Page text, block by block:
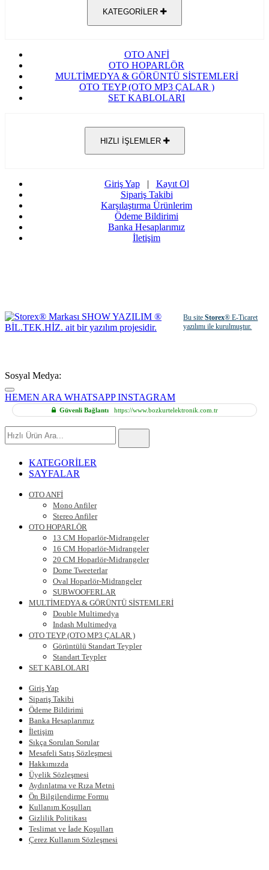
KATEGORİLER
OTO ANFİ
OTO HOPARLÖR
MULTİMEDYA & GÖRÜNTÜ SİSTEMLERİ
OTO TEYP (OTO MP3 ÇALAR )
SET KABLOLARI
HIZLI İŞLEMLER
Giriş Yap| Kayıt Ol
Sipariş Takibi
Karşılaştırma Ürünlerim
Ödeme Bildirimi
Banka Hesaplarımız
İletişim
Bu siteStorex® E-Ticaret
yazılımı ile kurulmuştur.
Sosyal Medya:
HEMEN ARA WHATSAPP INSTAGRAM
Güvenli Bağlantıhttps://www.bozkurtelektronik.com.tr
Hızlı
Ürün
KATEGORİLER
SAYFALAR
OTO ANFİ
Mono Anfiler
Stereo Anfiler
OTO HOPARLÖR
13 CM Hoparlör-Midrangeler
16 CM Hoparlör-Midrangeler
20 CM Hoparlör-Midrangeler
Dome Tweeterlar
Oval Hoparlör-Midrangeler
SUBWOOFERLAR
MULTİMEDYA & GÖRÜNTÜ SİSTEMLERİ
Double Multimedya
Indash Multimedya
OTO TEYP (OTO MP3 ÇALAR )
Görüntülü Standart Teypler
Standart Teypler
SET KABLOLARI
Giriş Yap
Sipariş Takibi
Ödeme Bildirimi
Banka Hesaplarımız
İletişim
Sıkça Sorulan Sorular
Mesafeli Satış Sözleşmesi
Hakkımızda
Üyelik Sözleşmesi
Aydınlatma ve Rıza Metni
Ön Bilgilendirme Formu
Kullanım Koşulları
Gizlilik Politikası
Teslimat ve İade Koşulları
Çerez Kullanım Sözleşmesi